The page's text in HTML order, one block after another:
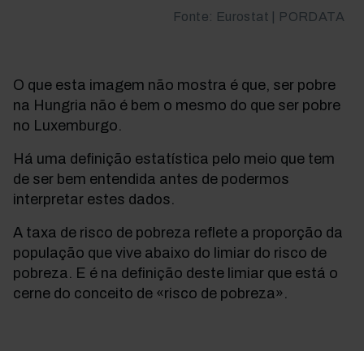
Fonte: Eurostat | PORDATA
O que esta imagem não mostra é que, ser pobre
na Hungria não é bem o mesmo do que ser pobre
no Luxemburgo.
Há uma definição estatística pelo meio que tem
de ser bem entendida antes de podermos
interpretar estes dados.
A taxa de risco de pobreza reflete a proporção da
população que vive abaixo do limiar do risco de
pobreza. E é na definição deste limiar que está o
cerne do conceito de «risco de pobreza».